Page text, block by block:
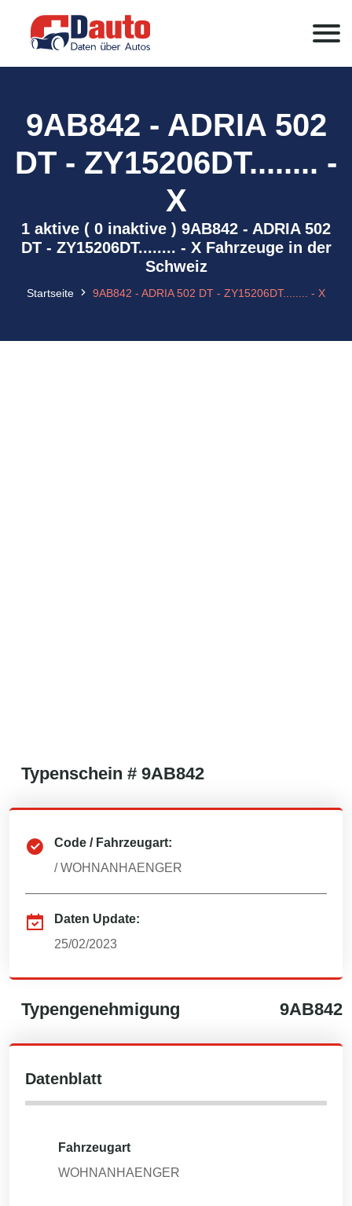
9AB842 - ADRIA 502
DT - ZY15206DT........ -
X
1 aktive ( 0 inaktive ) 9AB842 - ADRIA 502
DT - ZY15206DT........ - X Fahrzeuge in der
Schweiz
Startseite 9AB842 - ADRIA 502 DT - ZY15206DT........ - X
Typenschein # 9AB842
Code / Fahrzeugart:
/WOHNANHAENGER
Daten Update:
25/02/2023
Typengenehmigung 9AB842
Datenblatt
Fahrzeugart
WOHNANHAENGER